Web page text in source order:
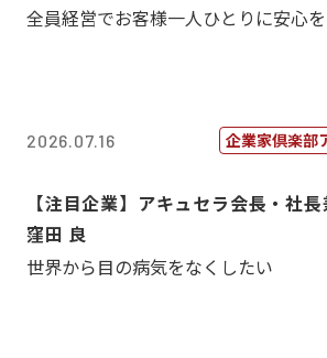
全員経営でお客様一人ひとりに安心を
2026.07.16 企業家倶楽部
【注目企業】アキュセラ会長・社
窪田 良
世界から目の病気をなくしたい